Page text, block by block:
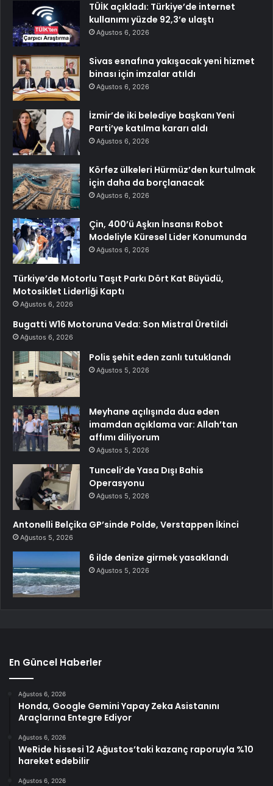
TÜİK açıkladı: Türkiye’de internet
kullanımı yüzde 92,3’e ulaştı
Ağustos 6, 2026
Sivas esnafına yakışacak yeni hizmet
binası için imzalar atıldı
Ağustos 6, 2026
İzmir’de iki belediye başkanı Yeni
Parti’ye katılma kararı aldı
Ağustos 6, 2026
Körfez ülkeleri Hürmüz’den kurtulmak
için daha da borçlanacak
Ağustos 6, 2026
Çin, 400’ü Aşkın İnsansı Robot
Modeliyle Küresel Lider Konumunda
Ağustos 6, 2026
Türkiye’de Motorlu Taşıt Parkı Dört Kat Büyüdü,
Motosiklet Liderliği Kaptı
Ağustos 6, 2026
Bugatti W16 Motoruna Veda: Son Mistral Üretildi
Ağustos 6, 2026
Polis şehit eden zanlı tutuklandı
Ağustos 5, 2026
Meyhane açılışında dua eden
imamdan açıklama var: Allah’tan
affımı diliyorum
Ağustos 5, 2026
Tunceli’de Yasa Dışı Bahis
Operasyonu
Ağustos 5, 2026
Antonelli Belçika GP’sinde Polde, Verstappen İkinci
Ağustos 5, 2026
6 ilde denize girmek yasaklandı
Ağustos 5, 2026
En Güncel Haberler
Ağustos 6, 2026
Honda, Google Gemini Yapay Zeka Asistanını
Araçlarına Entegre Ediyor
Ağustos 6, 2026
WeRide hissesi 12 Ağustos’taki kazanç raporuyla %10
hareket edebilir
Ağustos 6, 2026